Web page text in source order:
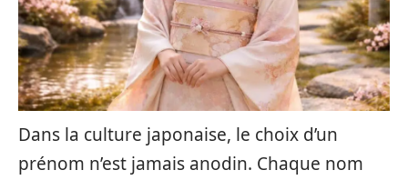
Dans la culture japonaise, le choix d’un
prénom n’est jamais anodin. Chaque nom